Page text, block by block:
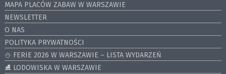
MAPA PLACÓW ZABAW W WARSZAWIE
NEWSLETTER
O NAS
POLITYKA PRYWATNOŚCI
⛄️ FERIE 2026 W WARSZAWIE – LISTA WYDARZEŃ
⛸ LODOWISKA W WARSZAWIE